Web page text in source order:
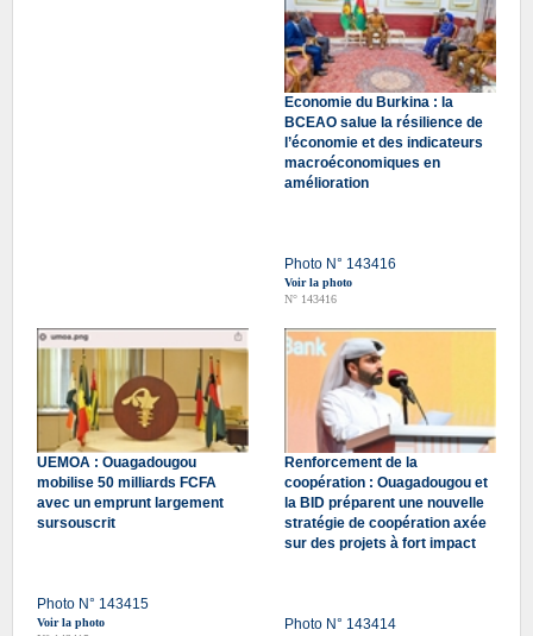
Economie du Burkina : la
BCEAO salue la résilience de
l’économie et des indicateurs
macroéconomiques en
amélioration
Photo N° 143416
Voir la photo
N° 143416
UEMOA : Ouagadougou
mobilise 50 milliards FCFA
avec un emprunt largement
sursouscrit
Photo N° 143415
Voir la photo
Renforcement de la
coopération : Ouagadougou et
la BID préparent une nouvelle
stratégie de coopération axée
sur des projets à fort impact
Photo N° 143414